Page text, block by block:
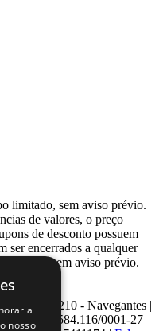
limitado, sem aviso prévio.
de valores, o preço
de desconto possuem
ser encerrados a qualquer
e sem aviso prévio.
Nº 210 - Navegantes |
08.584.116/0001-27
a
nosso